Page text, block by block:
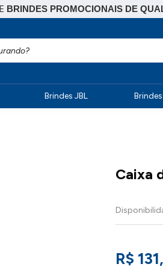
BRINDES PROMOCIONAIS DE
Brindes JBL
Caixa
R$